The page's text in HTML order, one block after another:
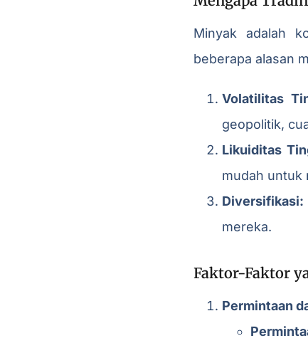
Minyak adalah
beberapa alasan
Volatilitas
geopolitik,
Likuiditas
mudah untuk
Diversifikasi:
mereka.
Faktor-Faktor
Permintaan